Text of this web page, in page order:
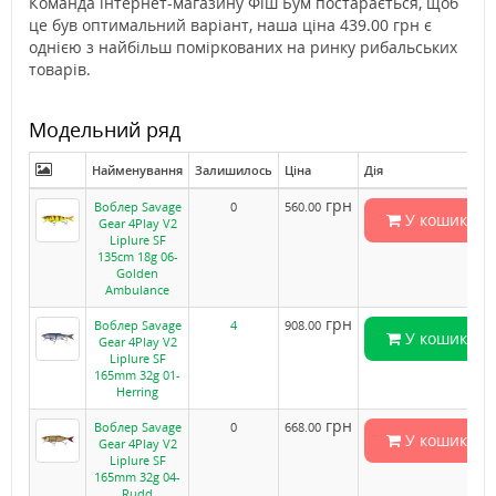
це був оптимальний варіант, наша ціна 439.00 грн є
однією з найбільш поміркованих на ринку рибальських
товарів.
Модельний ряд
Найменування Залишилось Ціна Дія
Воблер Savage
Gear 4Play V2
Liplure SF
135cm 18g 06-
Golden
Ambulance
0 560.00 грн
У кошик
Воблер Savage
Gear 4Play V2
Liplure SF
165mm 32g 01-
Herring
4 908.00 грн
У кошик
Воблер Savage
Gear 4Play V2
Liplure SF
165mm 32g 04-
0 668.00 грн
У кошик